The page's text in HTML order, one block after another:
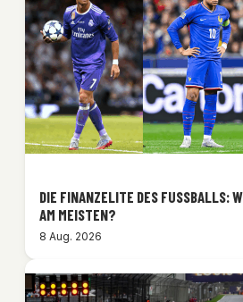
DIE FINANZELITE DES FUSSBALLS:
M MEISTEN?
8 Aug. 2026